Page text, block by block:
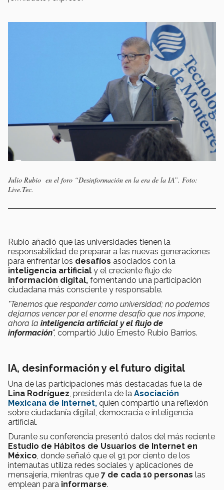
Julio Rubio en el foro “Desinformación en la era de la IA”. Foto:
Live.Tec.
Rubio añadió que las universidades tienen la
responsabilidad de preparar a las nuevas generaciones
para enfrentar los desafíos asociados con la
inteligencia artificial y el creciente flujo de
información digital, fomentando una participación
ciudadana más consciente y responsable.
"Tenemos que responder como universidad; no podemos
dejarnos vencer por el enorme desafío que nos impone,
ahora la inteligencia artificial y el flujo de
información", compartió Julio Ernesto Rubio Barrios.
IA, desinformación y el futuro digital
Una de las participaciones más destacadas fue la de
Lina Rodríguez, presidenta de la Asociación
Mexicana de Internet, quien compartió una reflexión
sobre ciudadanía digital, democracia e inteligencia
artificial.
Durante su conferencia presentó datos del más reciente
Estudio de Hábitos de Usuarios de Internet en
México, donde señaló que el 91 por ciento de los
internautas utiliza redes sociales y aplicaciones de
mensajería, mientras que 7 de cada 10 personas las
emplean para informarse.